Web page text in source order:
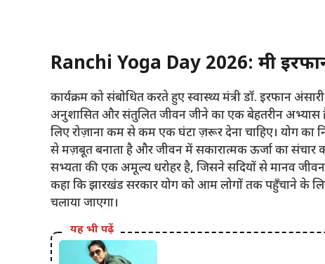
Ranchi Yoga Day 2026: मंत्री
कार्यक्रम को संबोधित करते हुए स्वास्थ्य मंत्री डॉ. इरफान
अनुशासित और संतुलित जीवन जीने का एक बेहतरीन अभ्यास
लिए रोज़ाना कम से कम एक घंटा ज़रूर देना चाहिए। योग का
से मज़बूत बनाता है और जीवन में सकारात्मक ऊर्जा का संचार
सभ्यता की एक अमूल्य धरोहर है, जिसने सदियों से मानव
कहा कि झारखंड सरकार योग को आम लोगों तक पहुँचाने के
चलाया जाएगा।
यह भी पढ़ें